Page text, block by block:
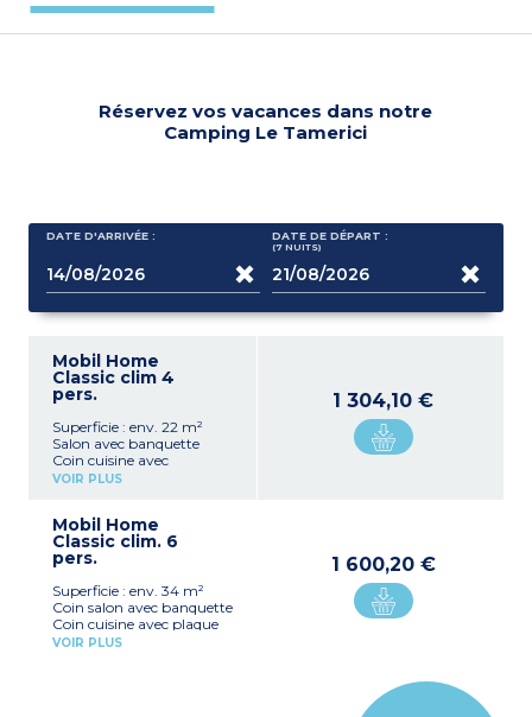
Réservez vos vacances dans notre
Camping Le Tamerici
DATE D'ARRIVÉE : DATE DE DÉPART :
(7 NUITS)
Mobil Home
Classic clim 4
pers.
Superficie : env. 22 m²
Salon avec banquette
Coin cuisine avec
réfrigérateur avec freezer,
cafetière électrique (filtre),
bouilloire
Chambre avec un lit
160x190cm)
Chambre avec 2 lits
simples (70x190cm)
Salle de douche avec WC
VOIR PLUS
1 304,10 €
Mobil Home
Classic clim. 6
pers.
Superficie : env. 34 m²
Coin salon avec banquette
Coin cuisine avec plaque
cuisson 4 feux gaz,
VOIR PLUS
1 600,20 €